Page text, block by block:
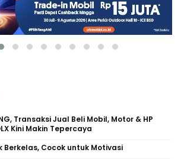
Transaksi Jual Beli Mobil, Motor & HP
Kini Makin Tepercaya
Cocok untuk Motivasi